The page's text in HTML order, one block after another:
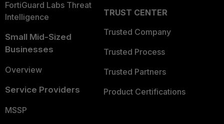
FortiGuard Labs Threat
Intelligence
Small Mid-Sized
Businesses
Overview
Service Providers
MSSP
TRUST CENTER
Trusted Company
Trusted Process
Trusted Partners
Product Certifications